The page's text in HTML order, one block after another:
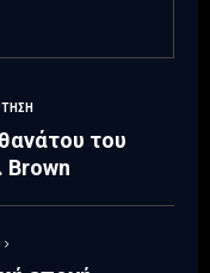
του
Brown